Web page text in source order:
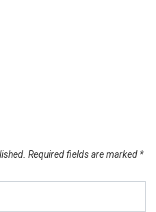
Required fields are marked *